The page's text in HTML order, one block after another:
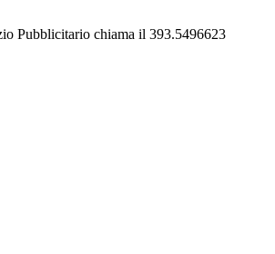
Pubblicitario chiama il 393.5496623